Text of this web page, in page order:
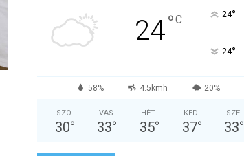
24°C 24°
24°
58% 4.5kmh 20%
SZO
30°
VAS
33°
HÉT
35°
KED
37°
SZE
33°